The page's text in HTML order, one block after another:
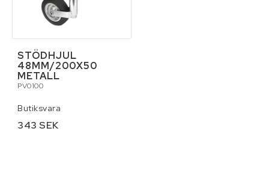
STÖDHJUL
48MM/200X50
METALL
PV0100
Butiksvara
343 SEK